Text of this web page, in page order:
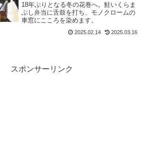
18年ぶりとなる冬の花巻へ。鮭いくらま
ぶし弁当に舌鼓を打ち、モノクロームの
車窓にこころを染めます。
2025.02.14 2025.03.16
スポンサーリンク